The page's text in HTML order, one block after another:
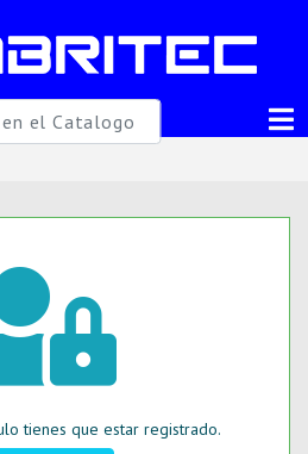
tienes que estar registrado.